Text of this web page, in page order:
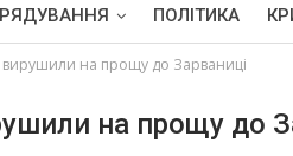
ПОЛІТИКА
на прощу до Зарваниці
на прощу до